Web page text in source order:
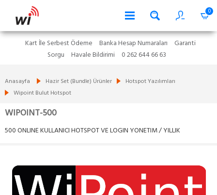
0
Kart İle Serbest Ödeme Banka Hesap Numaraları
Garanti
Sorgu
Havale Bildirimi 0 262 644 66 63
Anasayfa Hazir Set (Bundle) Ürünler
Hotspot Yazılımları
Wipoint Bulut Hotspot
WIPOINT-500
500 ONLINE KULLANICI HOTSPOT VE LOGIN YONETIM / YILLIK